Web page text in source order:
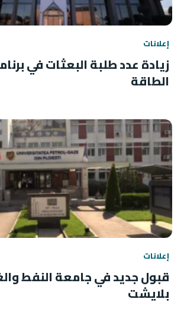
إعلانات
زيادة عدد طلبة البعثات في
الطاقة
إعلانات
قبول جديد في جامعة النفط
بلايشت